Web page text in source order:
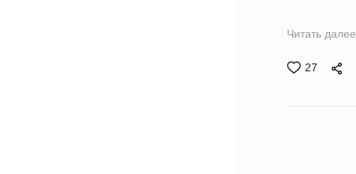
Читать далее
27